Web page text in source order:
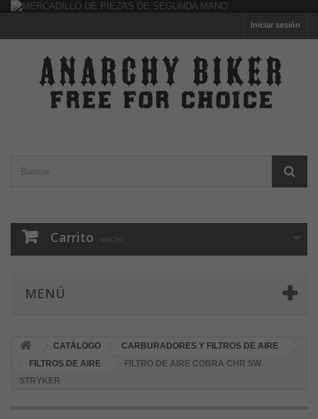
Iniciar sesión
Carrito vacío
MENÚ
CATÁLOGO
CARBURADORES Y FILTROS DE AIRE
FILTROS DE AIRE
FILTRO DE AIRE COBRA CHR SW
STRYKER